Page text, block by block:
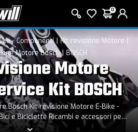
0
- Componenti
Kit revisione Motore
Motore Bosch
BOSCH
Motore
Kit BOSCH
Bosch Kit revisione Motore E-Bike -
Ricambi e accessori per
ricambi motore tutto quello che